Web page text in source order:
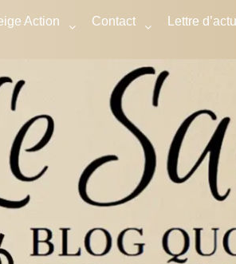
Action Contact Lettre